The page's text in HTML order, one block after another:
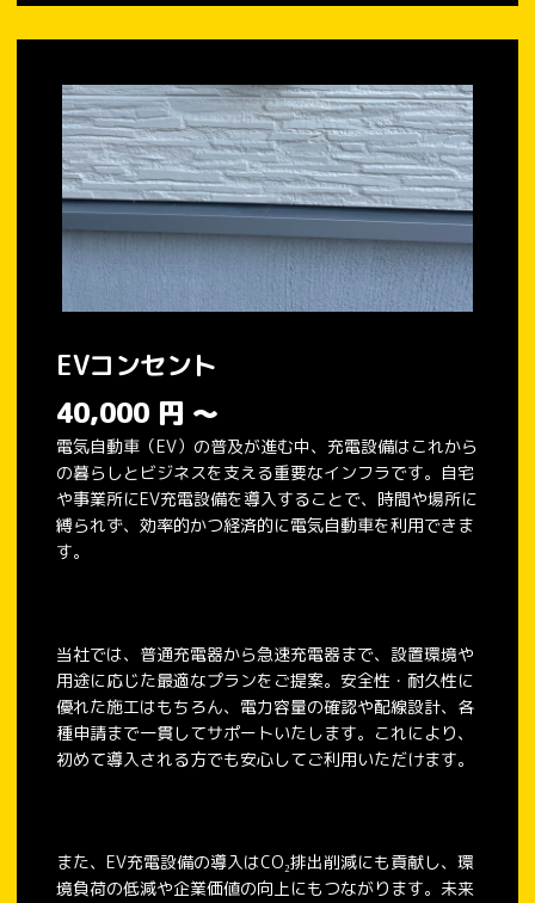
EVコンセント
40,000 円 ～
電気自動車（EV）の普及が進む中、充電設備はこれから
の暮らしとビジネスを支える重要なインフラです。自宅
や事業所にEV充電設備を導入することで、時間や場所に
縛られず、効率的かつ経済的に電気自動車を利用できま
す。
当社では、普通充電器から急速充電器まで、設置環境や
用途に応じた最適なプランをご提案。安全性・耐久性に
優れた施工はもちろん、電力容量の確認や配線設計、各
種申請まで一貫してサポートいたします。これにより、
初めて導入される方でも安心してご利用いただけます。
また、EV充電設備の導入はCO₂排出削減にも貢献し、環
境負荷の低減や企業価値の向上にもつながります。未来